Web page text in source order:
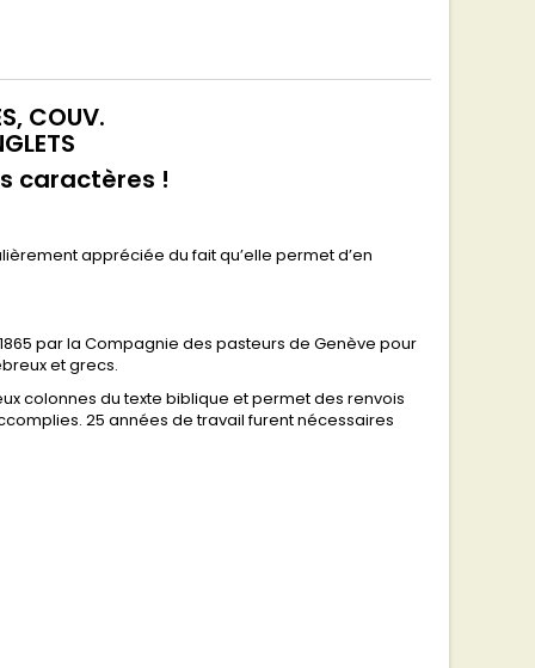
COUV.
caractères !
appréciée du fait qu’elle permet d’en
par la Compagnie des pasteurs de Genève pour
et grecs.
colonnes du texte biblique et permet des renvois
25 années de travail furent nécessaires